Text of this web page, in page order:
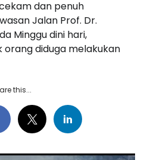
dan penuh
Jalan Prof. Dr.
Minggu dini hari,
diduga melakukan
this...